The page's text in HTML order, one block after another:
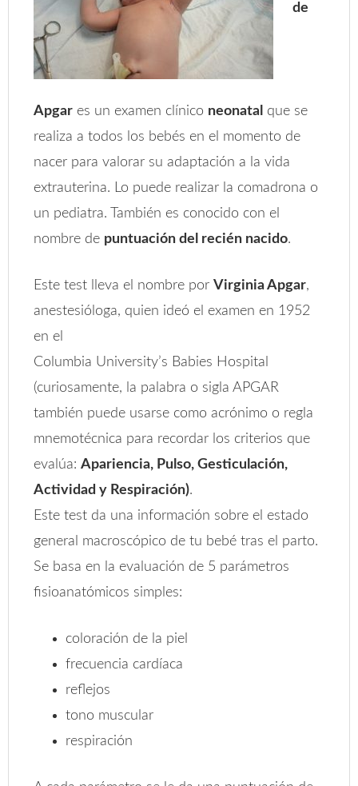
de
Apgar es un examen clínico neonatal que se
realiza a todos los bebés en el momento de
nacer para valorar su adaptación a la vida
extrauterina. Lo puede realizar la comadrona o
un pediatra. También es conocido con el
nombre de puntuación del recién nacido.
Este test lleva el nombre porVirginia Apgar,
anestesióloga, quien ideó el examen en 1952
en el
Columbia University’s Babies Hospital
(curiosamente, la palabra o sigla APGAR
también puede usarse como acrónimo o regla
mnemotécnica para recordar los criterios que
evalúa:Apariencia, Pulso, Gesticulación,
Actividad y Respiración).
Este test da una información sobre el estado
general macroscópico de tu bebé tras el parto.
Se basa en la evaluación de 5 parámetros
fisioanatómicos simples:
coloración de la piel
frecuencia cardíaca
reflejos
tono muscular
respiración